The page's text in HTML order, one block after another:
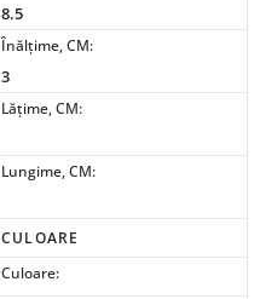
8.5
Înălțime, CM:
3
Lățime, CM:
Lungime, CM:
CULOARE
Culoare: